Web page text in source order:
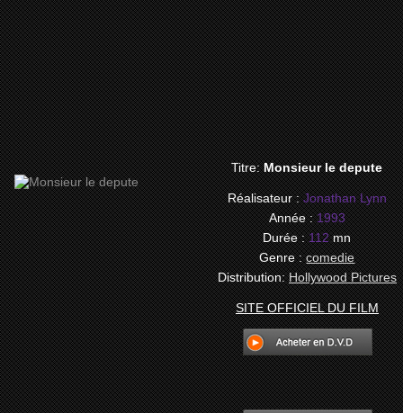
Titre:Monsieur le depute
Réalisateur :Jonathan Lynn
Année :1993
Durée :112mn
Genre :comedie
Distribution: Hollywood Pictures
SITE OFFICIEL DU FILM